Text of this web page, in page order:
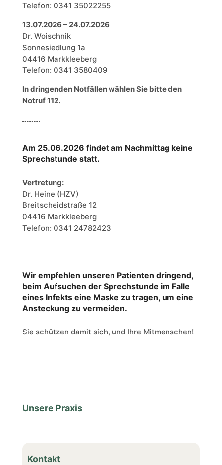
Telefon: 0341 35022255
13.07.2026 – 24.07.2026
Dr. Woischnik
Sonnesiedlung 1a
04416 Markkleeberg
Telefon: 0341 3580409
In dringenden Notfällen wählen Sie bitte den
Notruf 112.
Am 25.06.2026 findet am Nachmittag keine
Sprechstunde statt.
Vertretung:
Dr. Heine (HZV)
Breitscheidstraße 12
04416 Markkleeberg
Telefon: 0341 24782423
Wir empfehlen unseren Patienten dringend,
beim Aufsuchen der Sprechstunde im Falle
eines Infekts eine Maske zu tragen, um eine
Ansteckung zu vermeiden.
Sie schützen damit sich, und Ihre Mitmenschen!
Unsere Praxis
Kontakt